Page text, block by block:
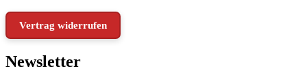
Vertrag widerrufen
Newsletter